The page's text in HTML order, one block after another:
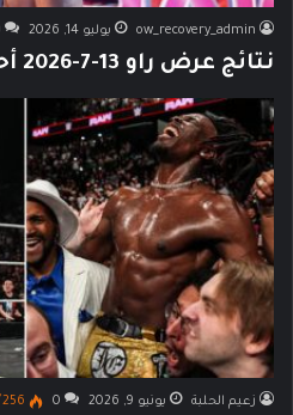
ow_recovery_admin يوليو 14, 2026
نتائج عرض راو 13-7-2026 أحداث كاملة
زعيم الحلبة يونيو 9, 2026 0